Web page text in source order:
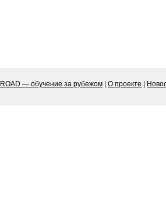
— обучение за рубежом О проекте